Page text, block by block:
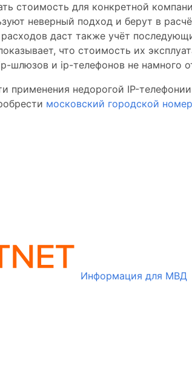
стоимость для конкретной
неверный подход и берут в
даст также учёт
что стоимость их
и ip-телефонов не намного
применения недорогой IP-
московский городской номер
Информация для МВД